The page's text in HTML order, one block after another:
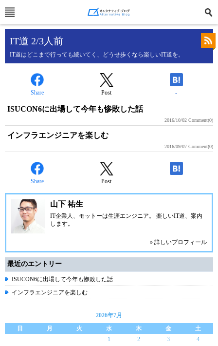
IT道 2/3人前
IT道はどこまで行っても続いてく、どうせ歩くなら楽しいIT道を。
Share Post -
ISUCON6に出場して今年も惨敗した話
2016/10/02 Comment(0)
インフラエンジニアを楽しむ
2016/09/07 Comment(0)
Share Post -
山下 祐生
IT企業人、モットーは生涯エンジニア。 楽しいIT道、案内
します。
» 詳しいプロフィール
最近のエントリー
ISUCON6に出場して今年も惨敗した話
インフラエンジニアを楽しむ
2026年7月
日
月 火 水 木 金
土
1
2 3
4